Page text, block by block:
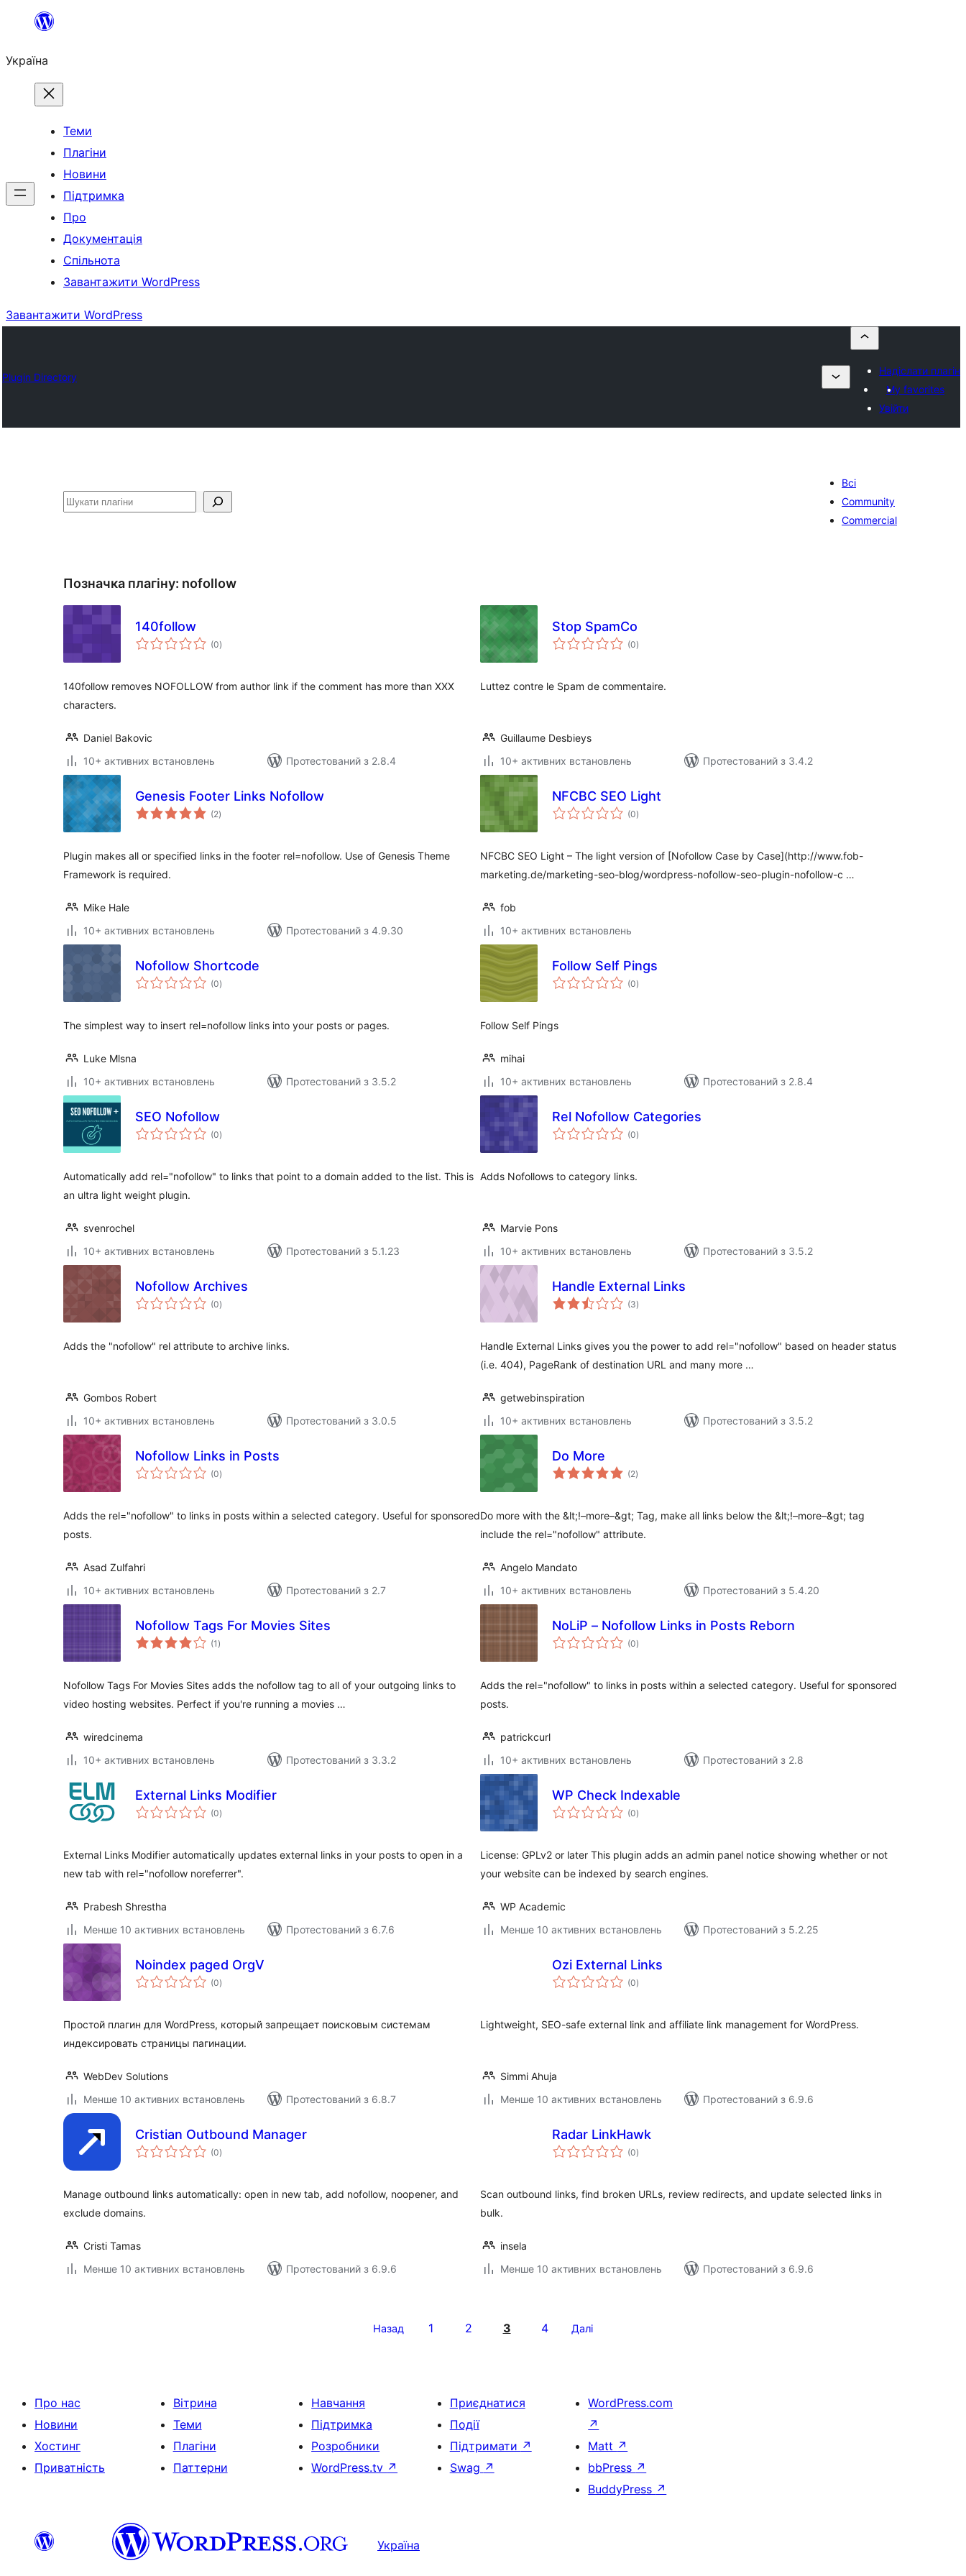
Перейти
вмісту
Україна
Теми
Плагіни
Новини
Підтримка
Про
Документація
Спільнота
Завантажити WordPress
Завантажити WordPress
Plugin Directory
Надіслати плагін
My favorites
Увійти
Пошук
Всі
Community
Commercial
Позначка плагіну: nofollow
140follow
(0загальний
рейтинг
)
140follow removes NOFOLLOW from author link if the comment has more than XXX
characters.
Daniel Bakovic
10+ активних встановлень
Протестований з 2.8.4
Stop SpamCo
(0загальний
рейтинг
)
Luttez contre le Spam de commentaire.
Guillaume Desbieys
10+ активних встановлень
Протестований з 3.4.2
Genesis Footer Links Nofollow
(2загальний
рейтинг
)
Plugin makes all or specified links in the footer rel=nofollow. Use of Genesis Theme
Framework is required.
Mike Hale
10+ активних встановлень
Протестований з 4.9.30
NFCBC SEO Light
(0загальний
рейтинг
)
NFCBC SEO Light – The light version of [Nofollow Case by Case](http://www.fob-
marketing.de/marketing-seo-blog/wordpress-nofollow-seo-plugin-nofollow-c …
fob
10+ активних встановлень
Nofollow Shortcode
(0загальний
рейтинг
)
The simplest way to insert rel=nofollow links into your posts or pages.
Luke Mlsna
10+ активних встановлень
Протестований з 3.5.2
Follow Self Pings
(0загальний
рейтинг
)
Follow Self Pings
mihai
10+ активних встановлень
Протестований з 2.8.4
SEO Nofollow
(0загальний
рейтинг
)
Automatically add rel="nofollow" to links that point to a domain added to the list. This is
an ultra light weight plugin.
svenrochel
10+ активних встановлень
Протестований з 5.1.23
Rel Nofollow Categories
(0загальний
рейтинг
)
Adds Nofollows to category links.
Marvie Pons
10+ активних встановлень
Протестований з 3.5.2
Nofollow Archives
(0загальний
рейтинг
)
Adds the "nofollow" rel attribute to archive links.
Gombos Robert
10+ активних встановлень
Протестований з 3.0.5
Handle External Links
(3загальний
рейтинг
)
Handle External Links gives you the power to add rel="nofollow" based on header status
(i.e. 404), PageRank of destination URL and many more …
getwebinspiration
10+ активних встановлень
Протестований з 3.5.2
Nofollow Links in Posts
(0загальний
рейтинг
)
Adds the rel="nofollow" to links in posts within a selected category. Useful for sponsored
posts.
Asad Zulfahri
10+ активних встановлень
Протестований з 2.7
Do More
(2загальний
рейтинг
)
Do more with the &lt;!–more–&gt; Tag, make all links below the &lt;!–more–&gt; tag
include the rel="nofollow" attribute.
Angelo Mandato
10+ активних встановлень
Протестований з 5.4.20
Nofollow Tags For Movies Sites
(1 загальний
рейтинг
)
Nofollow Tags For Movies Sites adds the nofollow tag to all of your outgoing links to
video hosting websites. Perfect if you're running a movies …
wiredcinema
10+ активних встановлень
Протестований з 3.3.2
NoLiP – Nofollow Links in Posts Reborn
(0загальний
рейтинг
)
Adds the rel="nofollow" to links in posts within a selected category. Useful for sponsored
posts.
patrickcurl
10+ активних встановлень
Протестований з 2.8
External Links Modifier
(0загальний
рейтинг
)
External Links Modifier automatically updates external links in your posts to open in a
new tab with rel="nofollow noreferrer".
Prabesh Shrestha
Менше 10 активних встановлень
Протестований з 6.7.6
WP Check Indexable
(0загальний
рейтинг
)
License: GPLv2 or later This plugin adds an admin panel notice showing whether or not
your website can be indexed by search engines.
WP Academic
Менше 10 активних встановлень
Протестований з 5.2.25
Noindex paged OrgV
(0загальний
рейтинг
)
Простой плагин для WordPress, который запрещает поисковым системам
индексировать страницы пагинации.
WebDev Solutions
Менше 10 активних встановлень
Протестований з 6.8.7
Ozi External Links
(0загальний
рейтинг
)
Lightweight, SEO-safe external link and affiliate link management for WordPress.
Simmi Ahuja
Менше 10 активних встановлень
Протестований з 6.9.6
Cristian Outbound Manager
(0загальний
рейтинг
)
Manage outbound links automatically: open in new tab, add nofollow, noopener, and
exclude domains.
Cristi Tamas
Менше 10 активних встановлень
Протестований з 6.9.6
Radar LinkHawk
(0загальний
рейтинг
)
Scan outbound links, find broken URLs, review redirects, and update selected links in
bulk.
insela
Менше 10 активних встановлень
Протестований з 6.9.6
Назад 1 2 3 4 Далі
Про нас
Новини
Хостинг
Приватність
Вітрина
Теми
Плагіни
Паттерни
Навчання
Підтримка
Розробники
WordPress.tv ↗
Приєднатися
Події
Підтримати ↗
Swag ↗
WordPress.com
↗
Matt ↗
bbPress ↗
BuddyPress ↗
Україна